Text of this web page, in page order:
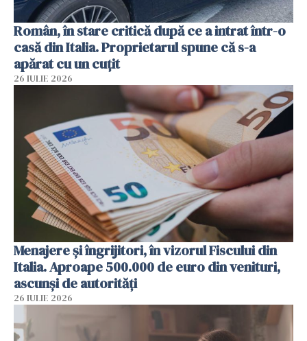
Român, în stare critică după ce a intrat într-o
casă din Italia. Proprietarul spune că s-a
apărat cu un cuțit
26 IULIE 2026
Menajere și îngrijitori, în vizorul Fiscului din
Italia. Aproape 500.000 de euro din venituri,
ascunși de autorități
26 IULIE 2026